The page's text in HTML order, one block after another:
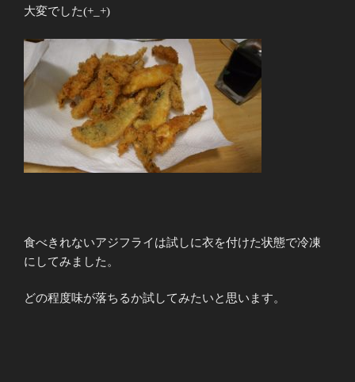
大変でした(+_+)
食べきれないアジフライは試しに衣を付けた状態で冷凍
にしてみました。
どの程度味が落ちるか試してみたいと思います。